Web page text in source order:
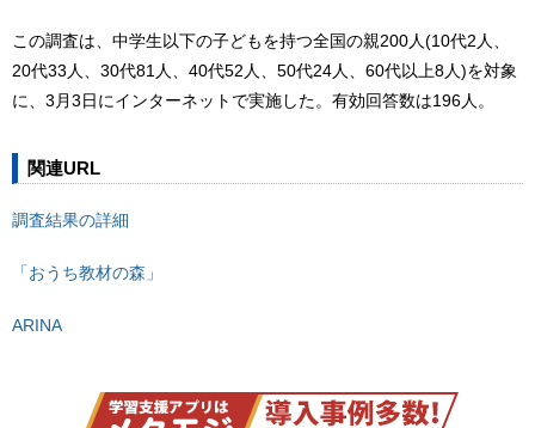
この調査は、中学生以下の子どもを持つ全国の親200人(10代2人、
20代33人、30代81人、40代52人、50代24人、60代以上8人)を対象
に、3月3日にインターネットで実施した。有効回答数は196人。
関連URL
調査結果の詳細
「おうち教材の森」
ARINA